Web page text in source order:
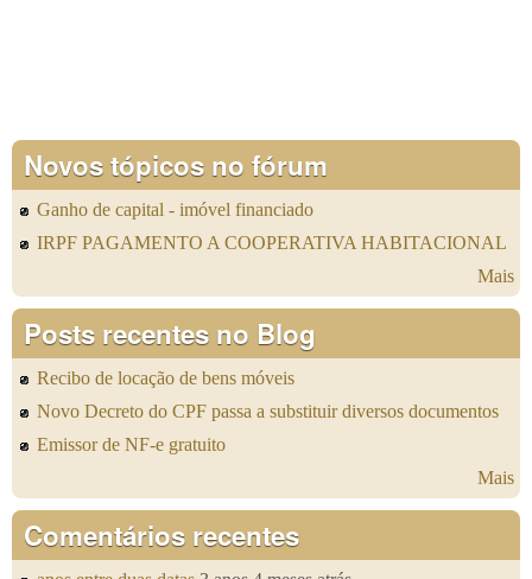
Novos tópicos no fórum
Ganho de capital - imóvel financiado
IRPF PAGAMENTO A COOPERATIVA HABITACIONAL
Mais
Posts recentes no Blog
Recibo de locação de bens móveis
Novo Decreto do CPF passa a substituir diversos documentos
Emissor de NF-e gratuito
Mais
Comentários recentes